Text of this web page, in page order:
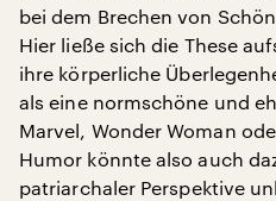
bei dem Brechen von
Hier ließe sich die These
ihre körperliche
als eine normschöne und
Marvel, Wonder Woman
Humor könnte also auch
patriarchaler Perspektive